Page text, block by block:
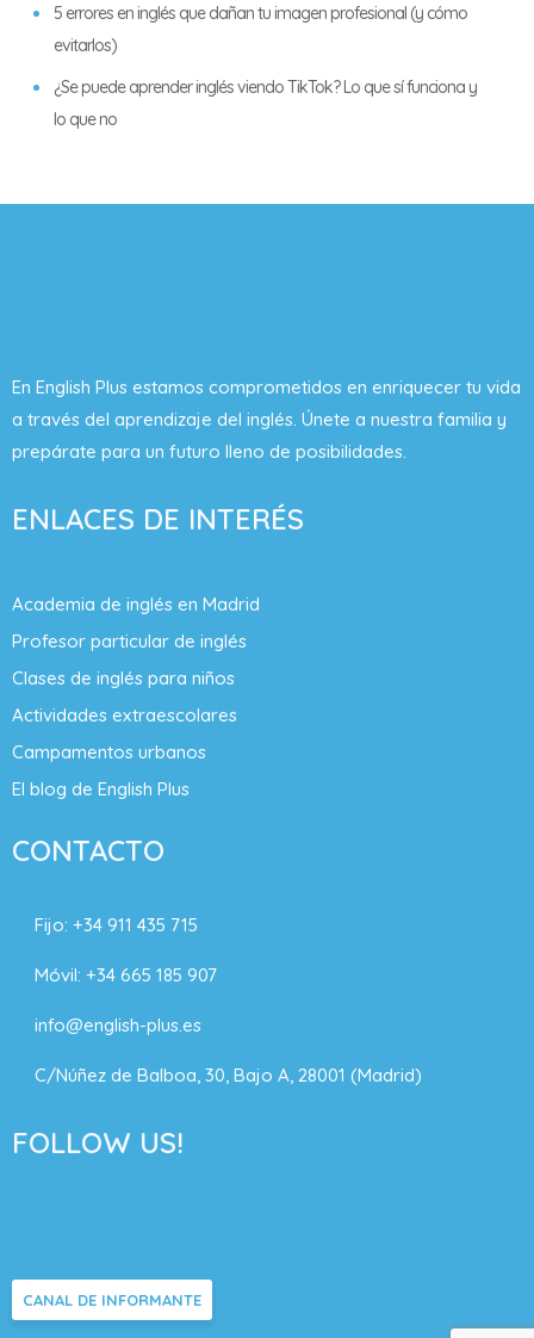
5 errores en inglés que dañan tu imagen profesional (y cómo
evitarlos)
¿Se puede aprender inglés viendo TikTok? Lo que sí funciona y
lo que no
En English Plus estamos comprometidos en enriquecer tu vida
a través del aprendizaje del inglés. Únete a nuestra familia y
prepárate para un futuro lleno de posibilidades.
ENLACES DE INTERÉS
Academia de inglés en Madrid
Profesor particular de inglés
Clases de inglés para niños
Actividades extraescolares
Campamentos urbanos
El blog de English Plus
CONTACTO
Fijo: +34 911 435 715
Móvil: +34 665 185 907
info@english-plus.es
C/Núñez de Balboa, 30, Bajo A, 28001 (Madrid)
FOLLOW US!
CANAL DE INFORMANTE